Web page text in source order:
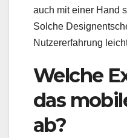
auch mit einer Hand
Solche
Nutzererfahrung
Welche
das
ab?